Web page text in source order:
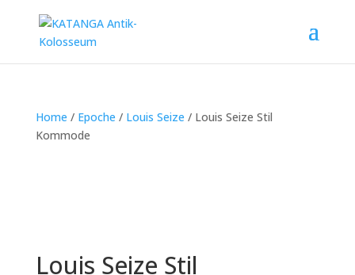
Home / Epoche / Louis Seize / Louis Seize Stil
Kommode
Louis Seize Stil